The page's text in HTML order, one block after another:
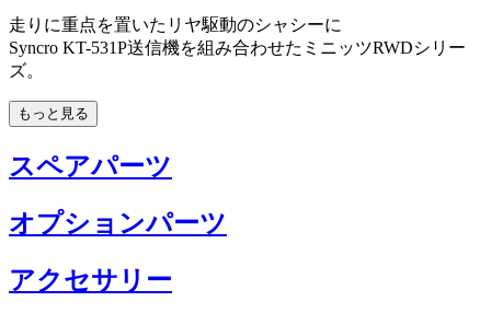
走りに重点を置いたリヤ駆動のシャシーに
Syncro KT-531P送信機を組み合わせたミニッツRWDシリー
ズ。
もっと見る
スペアパーツ
オプションパーツ
アクセサリー